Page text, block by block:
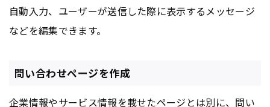
自動入力、ユーザーが送信した際に表示するメッセージ
などを編集できます。
問い合わせページを作成
企業情報やサービス情報を載せたページ とは別に、問い